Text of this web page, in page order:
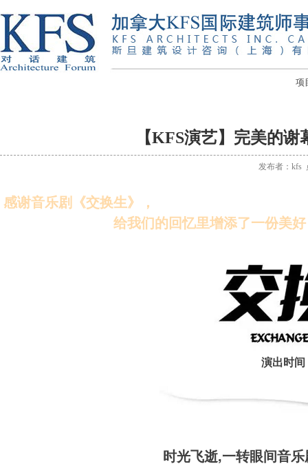
项
【KFS演艺】完美的
发布者：kfs
感谢音乐剧《交换生》，
给我们的回忆里增添了一份美好
演出时
时光飞逝,一转眼间音